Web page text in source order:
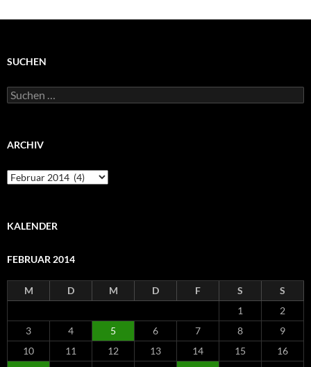
SUCHEN
Suchen
nach:
ARCHIV
Archiv
KALENDER
FEBRUAR 2014
M D M D F S
S
1
2
3
4 5 6 7 8
9
10
11 12 13 14 15
16